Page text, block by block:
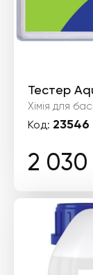
Тестер
Хімія для
Код: 23546
2 030